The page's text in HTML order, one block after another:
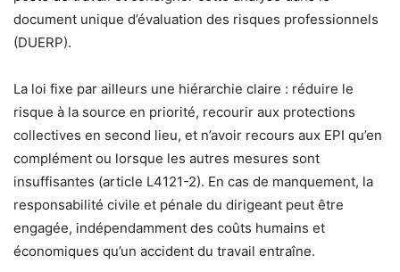
document unique d’évaluation des risques professionnels
(DUERP).
La loi fixe par ailleurs une hiérarchie claire : réduire le
risque à la source en priorité, recourir aux protections
collectives en second lieu, et n’avoir recours aux EPI qu’en
complément ou lorsque les autres mesures sont
insuffisantes (article L4121-2). En cas de manquement, la
responsabilité civile et pénale du dirigeant peut être
engagée, indépendamment des coûts humains et
économiques qu’un accident du travail entraîne.